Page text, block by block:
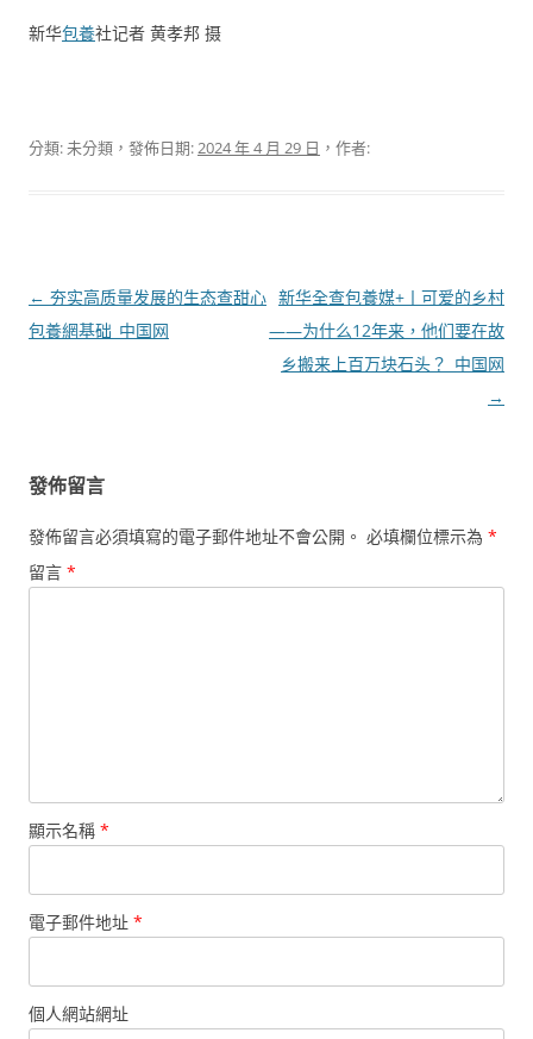
新华包養社记者 黄孝邦 摄
分類: 未分類，發佈日期:2024 年 4 月 29 日 ，作者:
文
章
← 夯实高质量发展的生态查甜心
包養網基础_中国网
新华全查包養媒+丨可爱的乡村
——为什么12年来，他们要在故
乡搬来上百万块石头？_中国网
→
發佈留言
發佈留言必須填寫的電子郵件地址不會公開。 必填欄位標示為 *
留言 *
顯示名稱 *
電子郵件地址 *
個人網站網址